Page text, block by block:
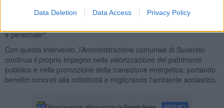
Data Deletion Data Access Privacy Policy
energetico. Il progetto segna un passo fondamentale verso una
e personale".
Con questo intervento, l’Amministrazione comunale di Suvereto
continua il proprio impegno nella valorizzazione del patrimonio
pubblico e nella promozione della transizione energetica, portando
benefici concreti alla collettività e migliorando l'ambiente scolastico.